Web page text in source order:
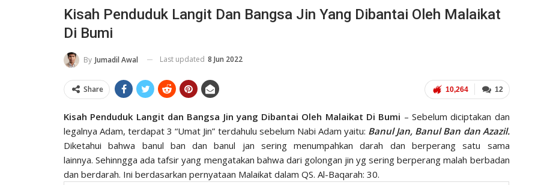
Kisah Penduduk Langit Dan Bangsa Jin Yang Dibantai Oleh Malaikat
Di Bumi
By Jumadil Awal Last updated 8 Jun 2022
12
10,264
Share
Kisah Penduduk Langit dan Bangsa Jin yang Dibantai Oleh Malaikat Di Bumi – Sebelum diciptakan dan
legalnya Adam, terdapat 3 “Umat Jin” terdahulu sebelum Nabi Adam yaitu: Banul Jan, Banul Ban dan Azazil.
Diketahui bahwa banul ban dan banul jan sering menumpahkan darah dan berperang satu sama
lainnya. Sehinngga ada tafsir yang mengatakan bahwa dari golongan jin yg sering berperang malah berbadan
dan berdarah. Ini berdasarkan pernyataan Malaikat dalam QS. Al-Baqarah: 30.